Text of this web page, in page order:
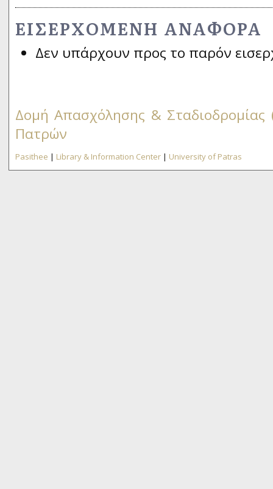
ΕΙΣΕΡΧΌΜΕΝΗ ΑΝΑΦΟΡΆ
Δεν υπάρχουν προς το παρόν
Δομή Απασχόλησης & Σταδιοδρομίας
Πατρών
Pasithee | Library & Information Center | University of Patras